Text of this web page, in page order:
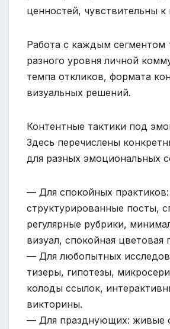
ценностей, чувствительны к
Работа с каждым сегментом
разного уровня личной
темпа откликов, формата
визуальных решений.
Контентные тактики под
Здесь перечислены
для разных эмоциональных
— Для спокойных практиков:
структурированные посты,
регулярные рубрики,
визуал, спокойная цветовая
— Для любопытных
тизеры, гипотезы,
колоды ссылок,
викторины.
— Для празднующих: живые